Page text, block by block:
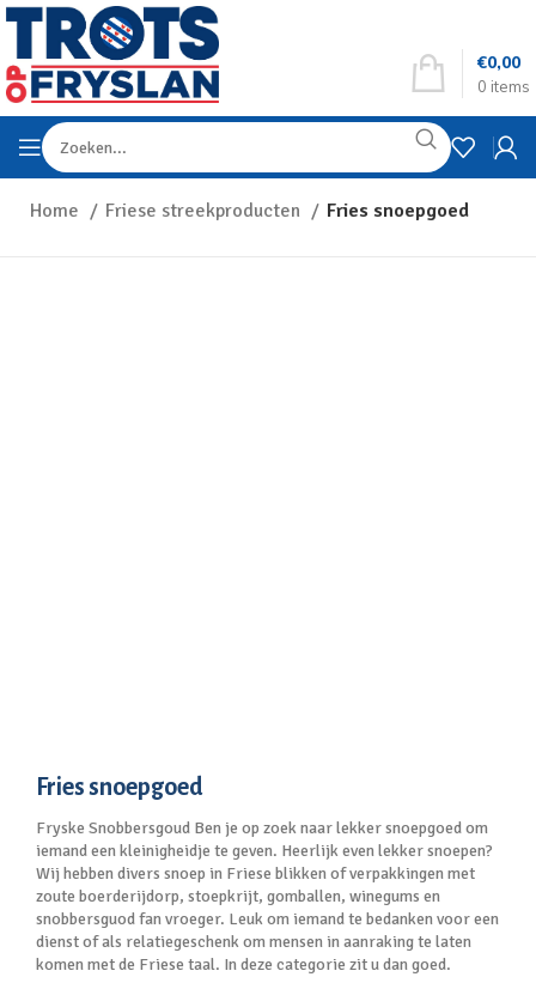
0 items
€0,00
Home Friese streekproducten Fries snoepgoed
Fries snoepgoed
Fryske Snobbersgoud Ben je op zoek naar lekker snoepgoed om
iemand een kleinigheidje te geven. Heerlijk even lekker snoepen?
Wij hebben divers snoep in Friese blikken of verpakkingen met
zoute boerderijdorp, stoepkrijt, gomballen, winegums en
snobbersguod fan vroeger. Leuk om iemand te bedanken voor een
dienst of als relatiegeschenk om mensen in aanraking te laten
komen met de Friese taal. In deze categorie zit u dan goed.